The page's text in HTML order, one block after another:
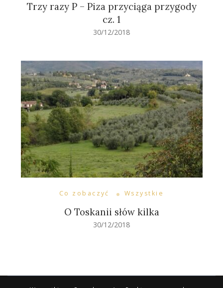
Trzy razy P – Piza przyciąga przygody
cz. 1
30/12/2018
Co zobaczyć Wszystkie
O Toskanii słów kilka
30/12/2018